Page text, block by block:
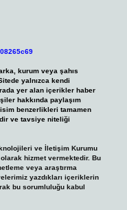
kurum veya şahıs
yalnızca kendi
yer alan içerikler haber
hakkında paylaşım
benzerlikleri tamamen
ve tavsiye niteliği
ve İletişim Kurumu
olarak hizmet vermektedir. Bu
veya araştırma
yazdıkları içeriklerin
bu sorumluluğu kabul